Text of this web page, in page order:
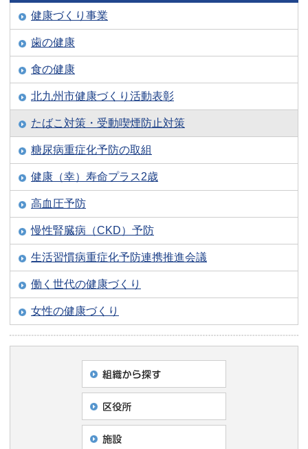
健康づくり事業
歯の健康
食の健康
北九州市健康づくり活動表彰
たばこ対策・受動喫煙防止対策
糖尿病重症化予防の取組
健康（幸）寿命プラス2歳
高血圧予防
慢性腎臓病（CKD）予防
生活習慣病重症化予防連携推進会議
働く世代の健康づくり
女性の健康づくり